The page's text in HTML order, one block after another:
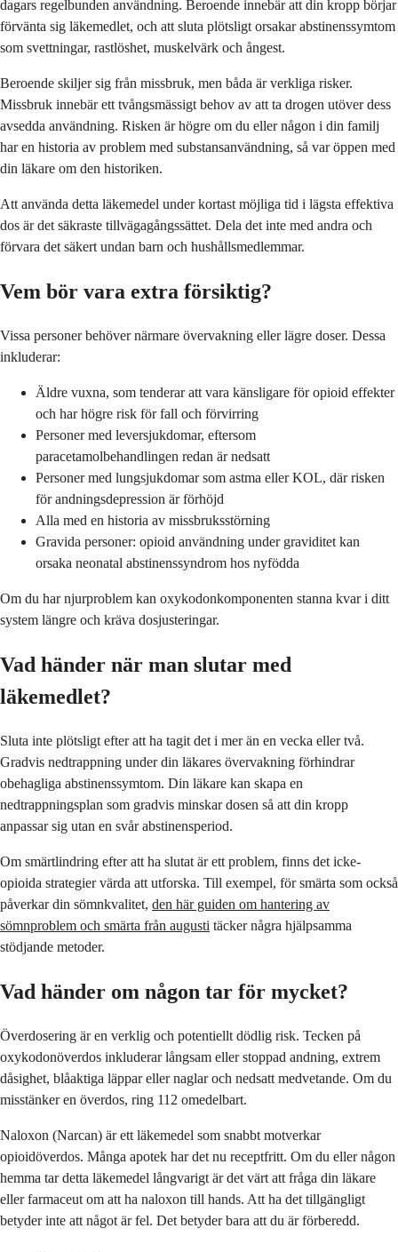
dagars regelbunden användning. Beroende innebär att din kropp börjar
förvänta sig läkemedlet, och att sluta plötsligt orsakar abstinenssymtom
som svettningar, rastlöshet, muskelvärk och ångest.
Beroende skiljer sig från missbruk, men båda är verkliga risker.
Missbruk innebär ett tvångsmässigt behov av att ta drogen utöver dess
avsedda användning. Risken är högre om du eller någon i din familj
har en historia av problem med substansanvändning, så var öppen med
din läkare om den historiken.
Att använda detta läkemedel under kortast möjliga tid i lägsta effektiva
dos är det säkraste tillvägagångssättet. Dela det inte med andra och
förvara det säkert undan barn och hushållsmedlemmar.
Vem bör vara extra försiktig?
Vissa personer behöver närmare övervakning eller lägre doser. Dessa
inkluderar:
Äldre vuxna, som tenderar att vara känsligare för opioid effekter
och har högre risk för fall och förvirring
Personer med leversjukdomar, eftersom
paracetamolbehandlingen redan är nedsatt
Personer med lungsjukdomar som astma eller KOL, där risken
för andningsdepression är förhöjd
Alla med en historia av missbruksstörning
Gravida personer: opioid användning under graviditet kan
orsaka neonatal abstinenssyndrom hos nyfödda
Om du har njurproblem kan oxykodonkomponenten stanna kvar i ditt
system längre och kräva dosjusteringar.
Vad händer när man slutar med
läkemedlet?
Sluta inte plötsligt efter att ha tagit det i mer än en vecka eller två.
Gradvis nedtrappning under din läkares övervakning förhindrar
obehagliga abstinenssymtom. Din läkare kan skapa en
nedtrappningsplan som gradvis minskar dosen så att din kropp
anpassar sig utan en svår abstinensperiod.
Om smärtlindring efter att ha slutat är ett problem, finns det icke-
opioida strategier värda att utforska. Till exempel, för smärta som också
påverkar din sömnkvalitet, den här guiden om hantering av
sömnproblem och smärta från augusti täcker några hjälpsamma
stödjande metoder.
Vad händer om någon tar för mycket?
Överdosering är en verklig och potentiellt dödlig risk. Tecken på
oxykodonöverdos inkluderar långsam eller stoppad andning, extrem
dåsighet, blåaktiga läppar eller naglar och nedsatt medvetande. Om du
misstänker en överdos, ring 112 omedelbart.
Naloxon (Narcan) är ett läkemedel som snabbt motverkar
opioidöverdos. Många apotek har det nu receptfritt. Om du eller någon
hemma tar detta läkemedel långvarigt är det värt att fråga din läkare
eller farmaceut om att ha naloxon till hands. Att ha det tillgängligt
betyder inte att något är fel. Det betyder bara att du är förberedd.